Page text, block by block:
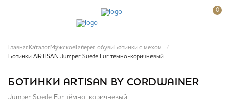
0
Главная КаталогМужское Галерея обуви Ботинки с мехом
Ботинки ARTISAN Jumper Suede Fur тёмно-коричневый
БОТИНКИ ARTISAN BY CORDWAINER
Jumper Suede Fur тёмно-коричневый